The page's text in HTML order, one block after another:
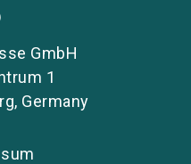
GmbH
1
Germany